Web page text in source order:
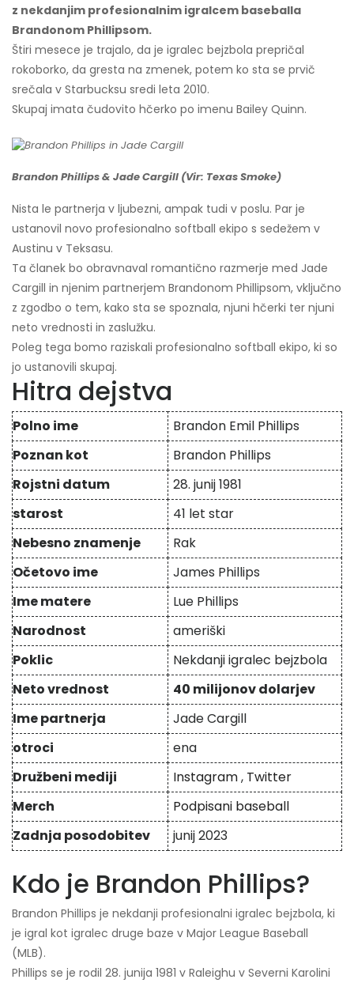
z nekdanjim profesionalnim igralcem baseballa
Brandonom Phillipsom.
Štiri mesece je trajalo, da je igralec bejzbola prepričal
rokoborko, da gresta na zmenek, potem ko sta se prvič
srečala v Starbucksu sredi leta 2010.
Skupaj imata čudovito hčerko po imenu Bailey Quinn.
Brandon Phillips & Jade Cargill (Vir: Texas Smoke)
Nista le partnerja v ljubezni, ampak tudi v poslu. Par je
ustanovil novo profesionalno softball ekipo s sedežem v
Austinu v Teksasu.
Ta članek bo obravnaval romantično razmerje med Jade
Cargill in njenim partnerjem Brandonom Phillipsom, vključno
z zgodbo o tem, kako sta se spoznala, njuni hčerki ter njuni
neto vrednosti in zaslužku.
Poleg tega bomo raziskali profesionalno softball ekipo, ki so
jo ustanovili skupaj.
Hitra dejstva
Polno ime
Brandon Emil Phillips
Poznan kot
Brandon Phillips
Rojstni datum
28. junij 1981
starost
41 let star
Nebesno znamenje
Rak
Očetovo ime
James Phillips
Ime matere
Lue Phillips
Narodnost
ameriški
Poklic
Nekdanji igralec bejzbola
Neto vrednost
40 milijonov dolarjev
Ime partnerja
Jade Cargill
otroci
ena
Družbeni mediji
Instagram, Twitter
Merch
Podpisani baseball
Zadnja posodobitev
junij 2023
Kdo je Brandon Phillips?
Brandon Phillips je nekdanji profesionalni igralec bejzbola, ki
je igral kot igralec druge baze v Major League Baseball
(MLB).
Phillips se je rodil 28. junija 1981 v Raleighu v Severni Karolini